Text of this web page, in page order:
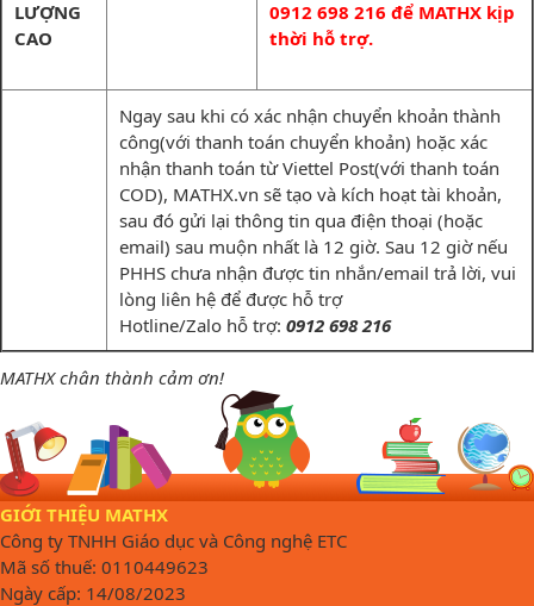
LƯỢNG
CAO
0912 698 216 để MATHX kịp
thời hỗ trợ.
Ngay sau khi có xác nhận chuyển khoản thành
công(với thanh toán chuyển khoản) hoặc xác
nhận thanh toán từ Viettel Post(với thanh toán
COD), MATHX.vn sẽ tạo và kích hoạt tài khoản,
sau đó gửi lại thông tin qua điện thoại (hoặc
email) sau muộn nhất là 12 giờ. Sau 12 giờ nếu
PHHS chưa nhận được tin nhắn/email trả lời, vui
lòng liên hệ để được hỗ trợ
Hotline/Zalo hỗ trợ: 0912 698 216
MATHX chân thành cảm ơn!
GIỚI THIỆU MATHX
Công ty TNHH Giáo dục và Công nghệ ETC
Mã số thuế: 0110449623
Ngày cấp: 14/08/2023